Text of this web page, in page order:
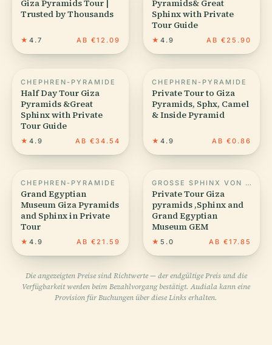
Giza Pyramids Tour |
Trusted by Thousands
★ 4.7 AB €12.09
Pyramids& Great
Sphinx with Private
Tour Guide
★ 4.9 AB €25.90
CHEPHREN-PYRAMIDE
Half Day Tour Giza
Pyramids &Great
Sphinx with Private
Tour Guide
★ 4.9 AB €34.54
CHEPHREN-PYRAMIDE
Private Tour to Giza
Pyramids, Sphx, Camel
& Inside Pyramid
★ 4.9 AB €0.86
CHEPHREN-PYRAMIDE
Grand Egyptian
Museum Giza Pyramids
and Sphinx in Private
Tour
★ 4.9 AB €21.59
GROSSE SPHINX VON GIZEH
Private Tour Giza
pyramids ,Sphinx and
Grand Egyptian
Museum GEM
★ 5.0 AB €17.85
Die angezeigten Preise sind Richtwerte — der endgültige Preis und die
Verfügbarkeit werden beim Bezahlvorgang bestätigt. Audiala kann eine
Provision für Buchungen über diese Links erhalten.